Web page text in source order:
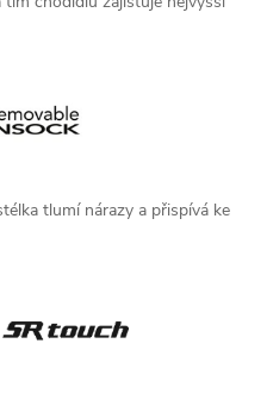
tlumí nárazy a přispívá ke